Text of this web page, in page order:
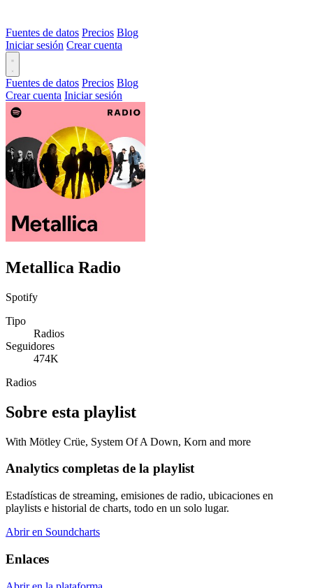
Fuentes de datos Precios Blog
Iniciar sesión Crear cuenta
Fuentes de datos Precios Blog
Crear cuenta Iniciar sesión
Metallica Radio
Spotify
Tipo
Radios
Seguidores
474K
Radios
Sobre esta playlist
With Mötley Crüe, System Of A Down, Korn and more
Analytics completas de la playlist
Estadísticas de streaming, emisiones de radio, ubicaciones en
playlists e historial de charts, todo en un solo lugar.
Abrir en Soundcharts
Enlaces